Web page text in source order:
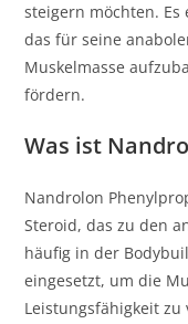
steigern möchten.
das für seine
Muskelmasse
fördern.
Was ist
Nandrolon
Steroid, das zu den
häufig in der
eingesetzt, um die
Leistungsfähigkeit